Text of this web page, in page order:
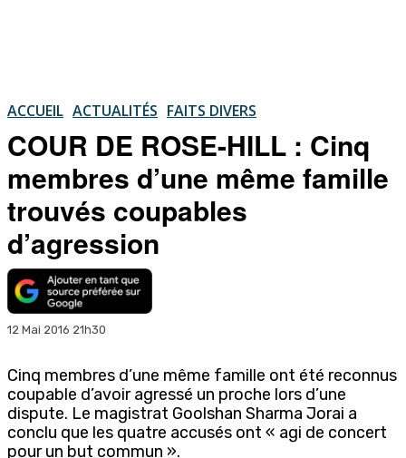
ACCUEIL ACTUALITÉS FAITS DIVERS
COUR DE ROSE-HILL : Cinq
membres d’une même famille
trouvés coupables
d’agression
12 Mai 2016 21h30
Cinq membres d’une même famille ont été reconnus
coupable d’avoir agressé un proche lors d’une
dispute. Le magistrat Goolshan Sharma Jorai a
conclu que les quatre accusés ont « agi de concert
pour un but commun ».